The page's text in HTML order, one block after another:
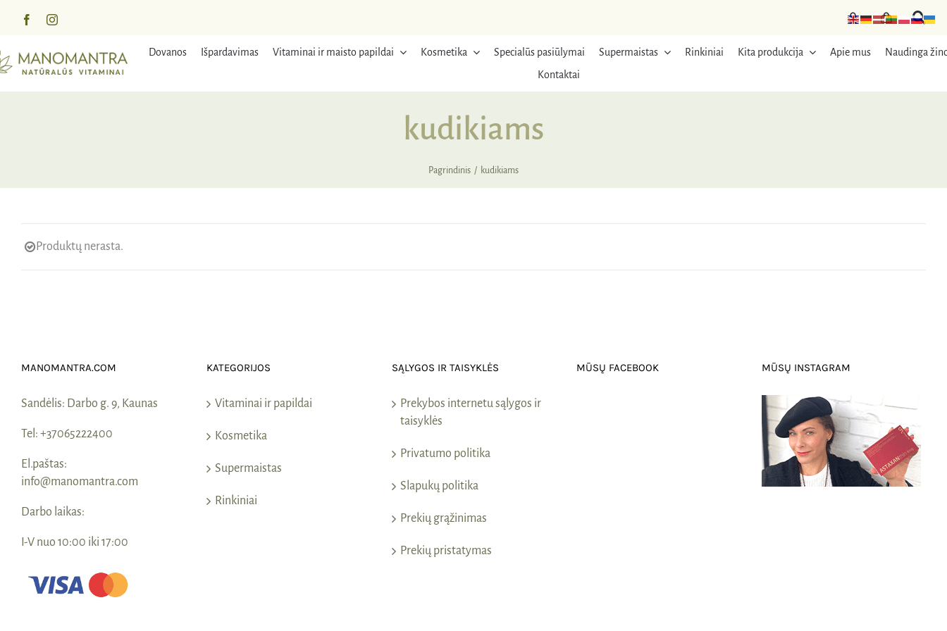
turinį
Dovanos Išpardavimas Vitaminai ir maisto papildai Kosmetika Specialūs pasiūlymai Supermaistas Rinkiniai Kita produkcija Apie mus
Naudinga
Kontaktai
kudikiams
Pagrindinis kudikiams
Produktų nerasta.
MANOMANTRA.COM
Sandėlis: Darbo g. 9, Kaunas
Tel: +37065222400
El.paštas:
info@manomantra.com
Darbo laikas:
I-V nuo 10:00 iki 17:00
KATEGORIJOS
Vitaminai ir papildai
Kosmetika
Supermaistas
Rinkiniai
SĄLYGOS IR TAISYKLĖS
Prekybos internetu sąlygos ir
taisyklės
Privatumo politika
Slapukų politika
Prekių grąžinimas
Prekių pristatymas
MŪSŲ FACEBOOK MŪSŲ INSTAGRAM